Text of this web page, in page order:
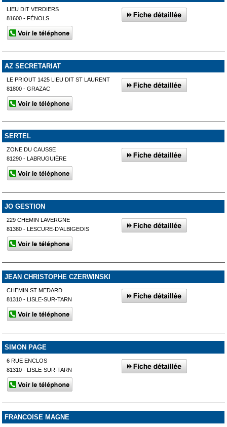
LIEU DIT VERDIERS
81600 - FÉNOLS
AZ SECRETARIAT
LE PRIOUT 1425 LIEU DIT ST LAURENT
81800 - GRAZAC
SERTEL
ZONE DU CAUSSE
81290 - LABRUGUIÈRE
JO GESTION
229 CHEMIN LAVERGNE
81380 - LESCURE-D'ALBIGEOIS
JEAN CHRISTOPHE CZERWINSKI
CHEMIN ST MEDARD
81310 - LISLE-SUR-TARN
SIMON PAGE
6 RUE ENCLOS
81310 - LISLE-SUR-TARN
FRANCOISE MAGNE